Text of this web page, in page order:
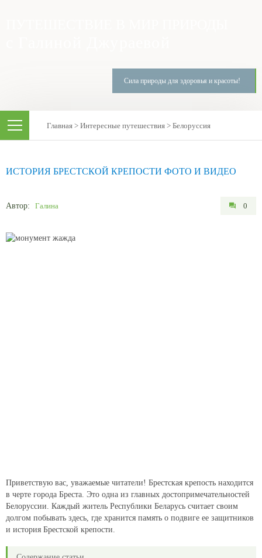
Сила природы для здоровья и красоты!
Главная > Интересные путешествия > Белоруссия
ИСТОРИЯ БРЕСТСКОЙ КРЕПОСТИ ФОТО И ВИДЕО
Автор: Галина 0
Приветствую вас, уважаемые читатели! Брестская крепость находится
в черте города Бреста. Это одна из главных достопримечательностей
Белоруссии. Каждый житель Республики Беларусь считает своим
долгом побывать здесь, где хранится память о подвиге ее защитников
и история Брестской крепости.